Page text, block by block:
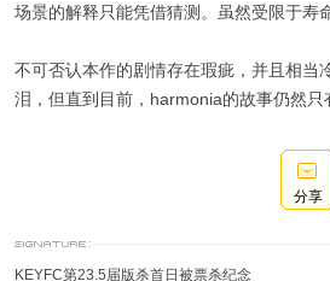
场景的解释只能凭借猜测。虽然受限于寿
不可否认本作的剧情存在瑕疵，并且相当
泪，但直到目前，harmonia的故事仍然只
分享
KEYFC第23.5届版杀首日被票杀纪念